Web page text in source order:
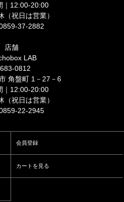
｜12:00-20:00
（祝日は営業）
37-2882
店舗
LAB
0812
角盤町 1－27－6
｜12:00-20:00
（祝日は営業）
22-2945
会員登録
カートを見る